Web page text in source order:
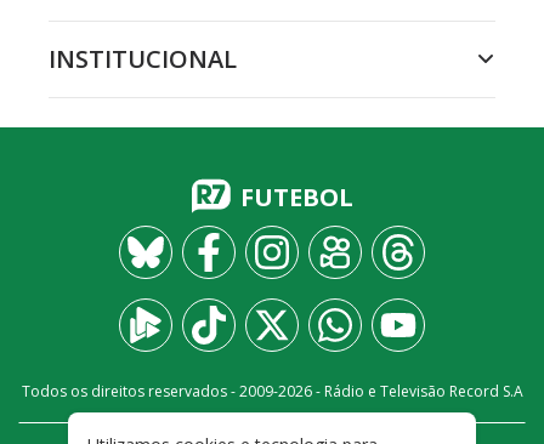
INSTITUCIONAL
FUTEBOL
Todos os direitos reservados - 2009-2026- Rádio e Televisão Record S.A